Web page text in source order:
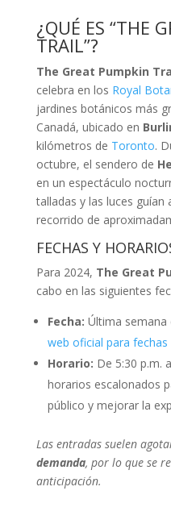
¿QUÉ ES “THE
TRAIL”?
The Great Pumpkin
celebra en los Royal
jardines botánicos más
Canadá, ubicado en
kilómetros de Toronto.
octubre, el sendero de
en un espectáculo
talladas y las luces guían
recorrido de
FECHAS Y
Para 2024, The Great
cabo en las siguientes
Fecha: Última semana
web oficial para fechas
Horario: De 5:30 p.m.
horarios escalonados
público y mejorar la
Las entradas suelen
demanda, por lo que se
anticipación.